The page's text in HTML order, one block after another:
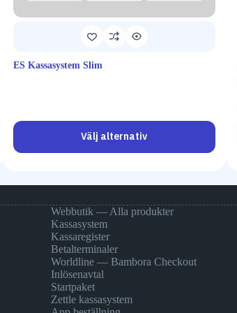
ES Kassasystem Slim
Välj alternativ
Webbutik — Alla produkter
Kassasystem
Kassaregister
Betalterminaler
Worldline — Bambora Checkout
Inlösenavtal
Startpaket
Zettle kassasystem